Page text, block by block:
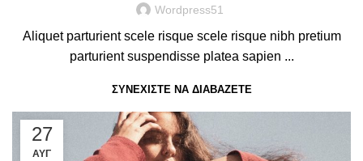
Wordpress51
Aliquet parturient scele risque scele risque nibh pretium
parturient suspendisse platea sapien ...
ΣΥΝΕΧΊΣΤΕ ΝΑ ΔΙΑΒΆΖΕΤΕ
27
ΑΥΓ